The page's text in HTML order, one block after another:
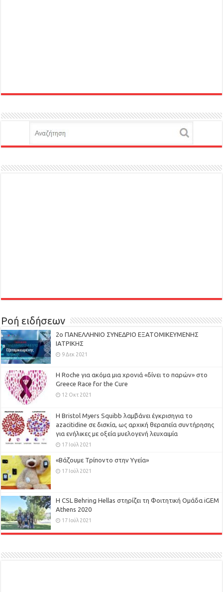
Ροή ειδήσεων
2ο ΠΑΝΕΛΛΗΝΙΟ ΣΥΝΕΔΡΙΟ ΕΞΑΤΟΜΙΚΕΥΜΕΝΗΣ
ΙΑΤΡΙΚΗΣ
9 Δεκ 2021
H Roche για ακόμα μια χρονιά «δίνει το παρών» στο
Greece Race for the Cure
12 Οκτ 2021
Η Bristol Myers Squibb λαμβάνει έγκρισηγια το
azacitidine σε δισκία, ως αρχική θεραπεία συντήρησης
για ενήλικες με οξεία μυελογενή λευχαιμία
17 Ιούλ 2021
«Βάζουμε Τρίποντο στην Υγεία»
17 Ιούλ 2021
H CSL Behring Hellas στηρίζει τη Φοιτητική Ομάδα iGEM
Athens 2020
17 Ιούλ 2021